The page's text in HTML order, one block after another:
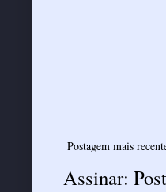
Postagem mais
Assinar: